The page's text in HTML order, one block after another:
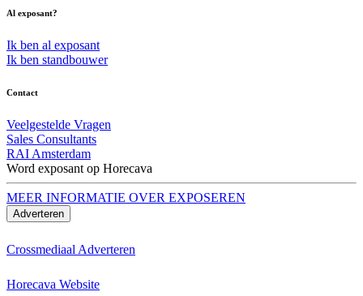
Al exposant?
Ik ben al exposant
Ik ben standbouwer
Contact
Veelgestelde Vragen
Sales Consultants
RAI Amsterdam
Word exposant op Horecava
MEER INFORMATIE OVER EXPOSEREN
Adverteren
Crossmediaal Adverteren
Horecava Website